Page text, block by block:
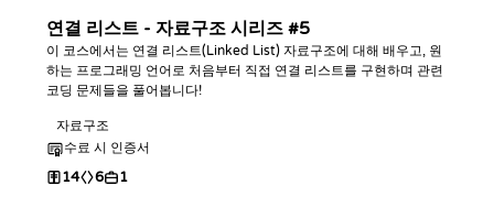
연결 리스트 - 자료구조 시리즈 #5
이 코스에서는 연결 리스트(Linked List) 자료구조에 대해 배우고, 원
하는 프로그래밍 언어로 처음부터 직접 연결 리스트를 구현하며 관련
코딩 문제들을 풀어봅니다!
자료구조
수료 시 인증서
14 6 1